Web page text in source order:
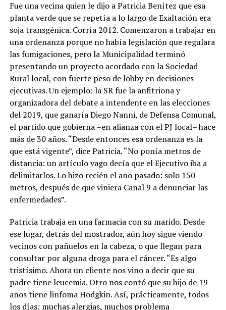
Fue una vecina quien le dijo a Patricia Benítez que esa
planta verde que se repetía a lo largo de Exaltación era
soja transgénica. Corría 2012. Comenzaron a trabajar en
una ordenanza porque no había legislación que regulara
las fumigaciones, pero la Municipalidad terminó
presentando un proyecto acordado con la Sociedad
Rural local, con fuerte peso de lobby en decisiones
ejecutivas. Un ejemplo: la SR fue la anfitriona y
organizadora del debate a intendente en las elecciones
del 2019, que ganaría Diego Nanni, de Defensa Comunal,
el partido que gobierna –en alianza con el PJ local– hace
más de 30 años. “Desde entonces esa ordenanza es la
que está vigente”, dice Patricia. “No ponía metros de
distancia: un artículo vago decía que el Ejecutivo iba a
delimitarlos. Lo hizo recién el año pasado: solo 150
metros, después de que viniera Canal 9 a denunciar las
enfermedades”.
Patricia trabaja en una farmacia con su marido. Desde
ese lugar, detrás del mostrador, aún hoy sigue viendo
vecinos con pañuelos en la cabeza, o que llegan para
consultar por alguna droga para el cáncer. “Es algo
tristísimo. Ahora un cliente nos vino a decir que su
padre tiene leucemia. Otro nos contó que su hijo de 19
años tiene linfoma Hodgkin. Así, prácticamente, todos
los días: muchas alergias, muchos problema